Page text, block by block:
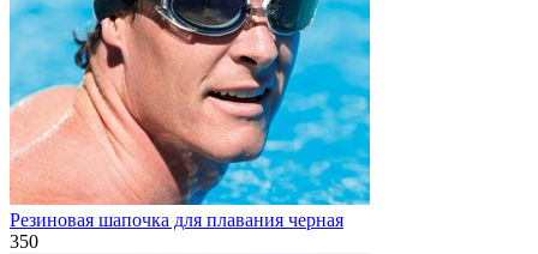
Резиновая шапочка для плавания черная
350